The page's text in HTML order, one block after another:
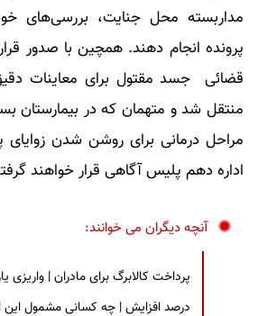
مداربسته محل جنایت، بررسی‌های
پرونده انجام دهند. همچین با صدور
قضائی جسد مقتول برای معاینات
منتقل شد و متهمان که در بیمارستان
مراحل درمانی برای روشن شدن زوایای
اداره دهم پلیس آگاهی قرار خواهند
آنچه دیگران می خوانند:
درصد افزایش | چه کسانی مشمول این